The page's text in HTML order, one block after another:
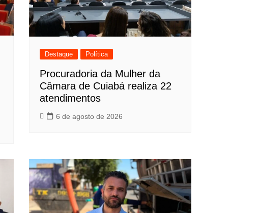
Destaque Política
Procuradoria da Mulher da
Câmara de Cuiabá realiza 22
atendimentos
6 de agosto de 2026